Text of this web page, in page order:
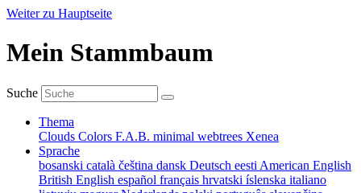
Weiter zu Hauptseite
Mein Stammbaum
Suche
Thema
Clouds Colors F.A.B. minimal webtrees Xenea
Sprache
bosanski català čeština dansk Deutsch eesti American English
British English español français hrvatski íslenska italiano